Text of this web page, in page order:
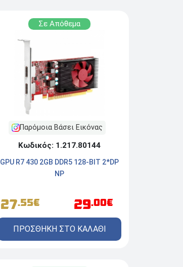
Σε Απόθεμα
Παρόμοια Βάσει Εικόνας
Κωδικός: 1.217.80144
GPU R7 430 2GB DDR5 128-BIT 2*DP
NP
27.55€ 29.00€
ΠΡΟΣΘΗΚΗ ΣΤΟ ΚΑΛΑΘΙ